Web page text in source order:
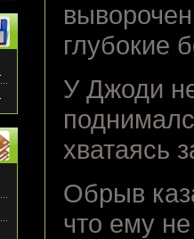
глубокие
У Джоди
хватаясь
Обрыв
что ему